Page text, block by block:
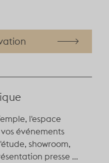
l'espace
événements
showroom,
presse ...